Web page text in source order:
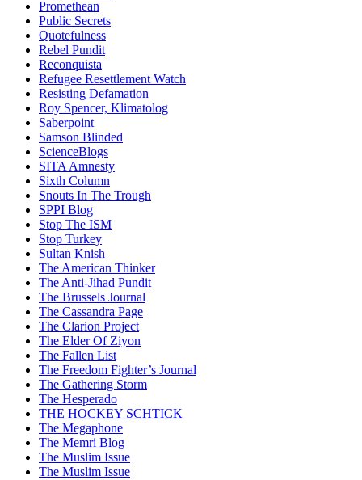
Promethean
Public Secrets
Quotefulness
Rebel Pundit
Reconquista
Refugee Resettlement Watch
Resisting Defamation
Roy Spencer, Klimatolog
Saberpoint
Samson Blinded
ScienceBlogs
SITA Amnesty
Sixth Column
Snouts In The Trough
SPPI Blog
Stop The ISM
Stop Turkey
Sultan Knish
The American Thinker
The Anti-Jihad Pundit
The Brussels Journal
The Cassandra Page
The Clarion Project
The Elder Of Ziyon
The Fallen List
The Freedom Fighter’s Journal
The Gathering Storm
The Hesperado
THE HOCKEY SCHTICK
The Megaphone
The Memri Blog
The Muslim Issue
The Muslim Issue